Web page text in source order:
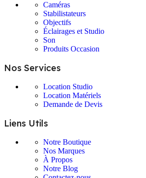
Caméras
Stabilistateurs
Objectifs
Éclairages et Studio
Son
Produits Occasion
Nos Services
Location Studio
Location Matériels
Demande de Devis
Liens Utils
Notre Boutique
Nos Marques
À Propos
Notre Blog